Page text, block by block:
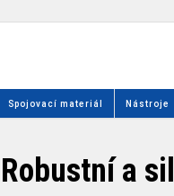
Spojovací materiál Nástroje
Robustní a